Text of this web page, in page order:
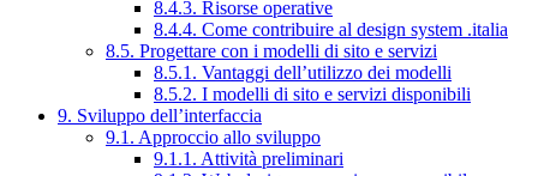
8.4.3. Risorse operative
8.4.4. Come contribuire al design system .italia
8.5. Progettare con i modelli di sito e servizi
8.5.1. Vantaggi dell’utilizzo dei modelli
8.5.2. I modelli di sito e servizi disponibili
9. Sviluppo dell’interfaccia
9.1. Approccio allo sviluppo
9.1.1. Attività preliminari